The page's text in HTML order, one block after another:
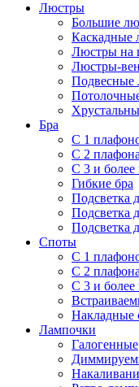
Люстры
Большие
Каскадные
Люстры на
Люстры-
Подвесные
Бра
С 1
С 2
С 3 и
Гибкие бра
Подсветка
Подсветка
Подсветка
Споты
С 1
С 2
С 3 и
Накладные
Лампочки
Галогенные